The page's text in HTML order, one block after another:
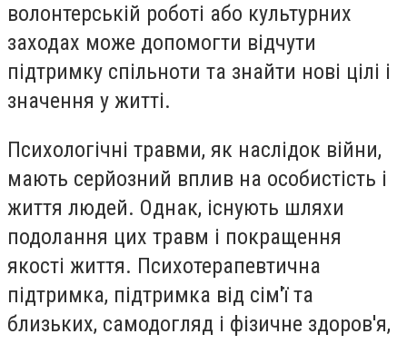
волонтерській роботі або культурних
заходах може допомогти відчути
підтримку спільноти та знайти нові цілі і
значення у житті.
Психологічні травми, як наслідок війни,
мають серйозний вплив на особистість і
життя людей. Однак, існують шляхи
подолання цих травм і покращення
якості життя. Психотерапевтична
підтримка, підтримка від сім'ї та
близьких, самодогляд і фізичне здоров'я,